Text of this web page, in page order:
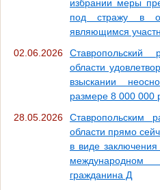
избрании меры
под стражу в
являющимся
02.06.2026
области
взыскании
размере 8 000 000
28.05.2026
Ставропольским
области прямо
в виде
гражданина Д